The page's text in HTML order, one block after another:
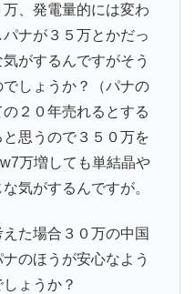
、発電量的には変わ
ナが３５万とかだっ
がするんですがそう
しょうか？（パナの
２０年売れるとする
思うので３５０万を
万増しても単結晶や
気がするんですが。
た場合３０万の中国
のほうが安心なよう
ょうか？